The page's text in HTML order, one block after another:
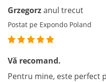
Grzegorzanul trecut
Postat pe Expondo Poland
Vă recomand.
Pentru mine, este perfect